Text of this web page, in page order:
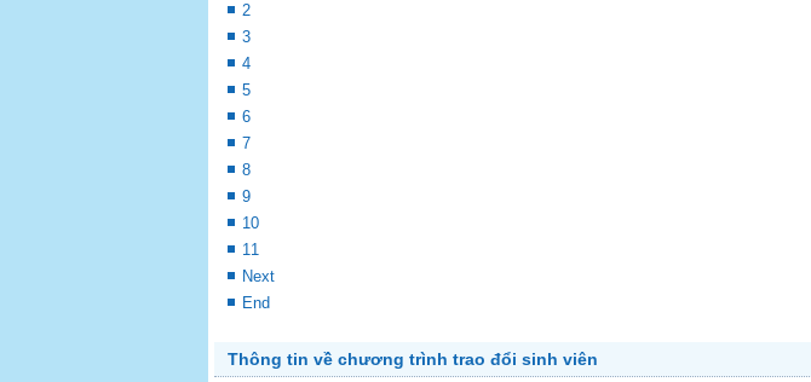
2
3
4
5
6
7
8
9
10
11
Next
End
Thông tin về chương trình trao đổi sinh viên